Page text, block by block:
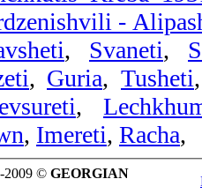
-
, Svaneti,
, Guria, Tusheti
,
, Imereti, Racha,
2009 © GEORGIAN